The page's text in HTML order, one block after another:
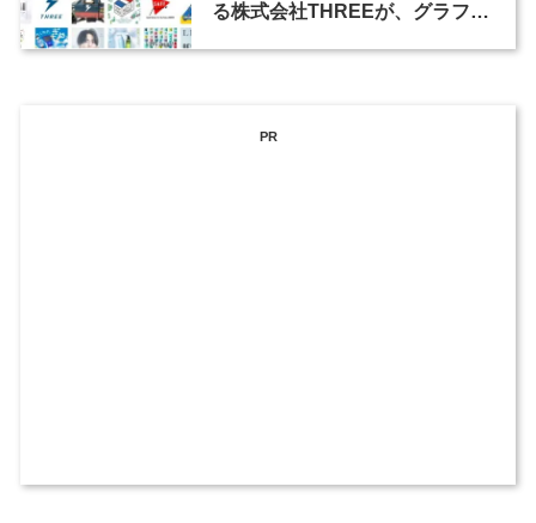
る株式会社THREEが、グラフィ
PR